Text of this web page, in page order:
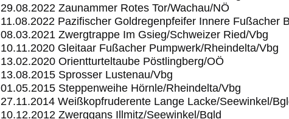
29.08.2022 Zaunammer Rotes Tor/Wachau/NÖ
11.08.2022 Pazifischer Goldregenpfeifer Innere Fußacher
08.03.2021 Zwergtrappe Im Gsieg/Schweizer Ried/Vbg
10.11.2020 Gleitaar Fußacher Pumpwerk/Rheindelta/Vbg
13.02.2020 Orientturteltaube Pöstlingberg/OÖ
13.08.2015 Sprosser Lustenau/Vbg
01.05.2015 Steppenweihe Hörnle/Rheindelta/Vbg
27.11.2014 Weißkopfruderente Lange Lacke/Seewinkel/
10.12.2012 Zwerggans Illmitz/Seewinkel/Bgld